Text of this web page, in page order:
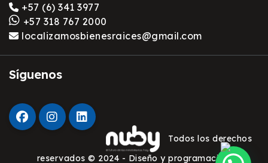
+57 (6) 341 3977
+57 318 767 2000
localizamosbienesraices@gmail.com
Síguenos
Todos los derechos
reservados © 2024 - Diseño y programación: